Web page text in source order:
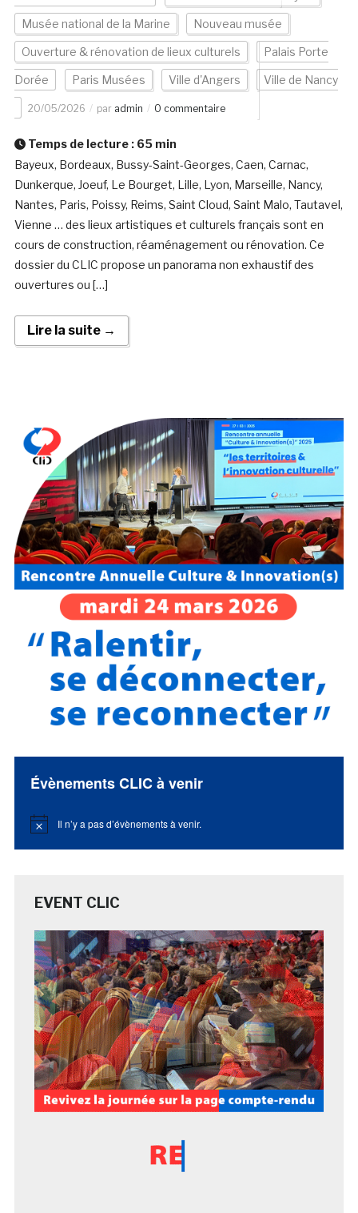
Musée national de la Marine Nouveau musée
Ouverture & rénovation de lieux culturels Palais Porte
Dorée Paris Musées Ville d'Angers Ville de Nancy
20/05/2026 par admin 0 commentaire
Temps de lecture : 65 min
Bayeux, Bordeaux, Bussy-Saint-Georges, Caen, Carnac,
Dunkerque, Joeuf, Le Bourget, Lille, Lyon, Marseille, Nancy,
Nantes, Paris, Poissy, Reims, Saint Cloud, Saint Malo, Tautavel,
Vienne … des lieux artistiques et culturels français sont en
cours de construction, réaménagement ou rénovation. Ce
dossier du CLIC propose un panorama non exhaustif des
ouvertures ou […]
Lire la suite →
Évènements CLIC à venir
Notice Il n’y a pas d’évènements à venir.
EVENT CLIC